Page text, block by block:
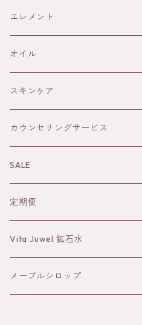
13Honey
ELIXIR
THE AUTHENTIC HONEY
書籍
雑貨
メープルシロップ
エレメント
火
土
風
水
オイル
スキンケア
オイル
Sun&Earth 日焼けどめ
蒸留水
バーム
クレイ
カウンセリングサービス
SALE
定期便
Vita Juwel 鉱石水
メープルシロップ